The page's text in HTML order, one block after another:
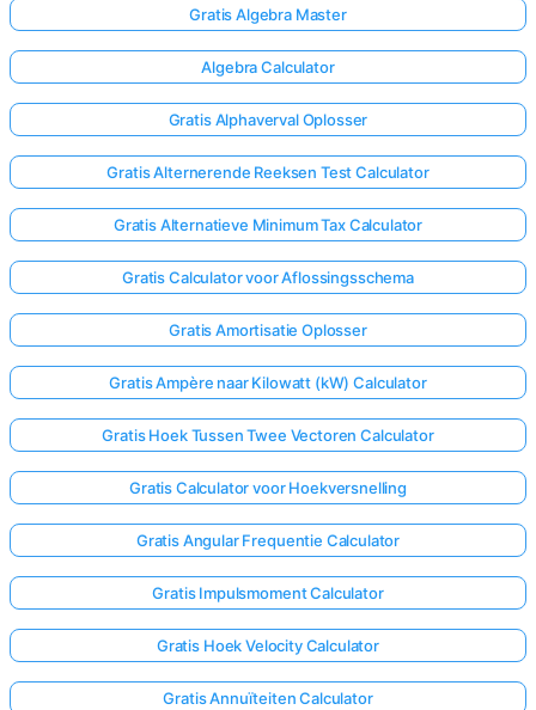
Gratis Algebra Master
Algebra Calculator
Gratis Alphaverval Oplosser
Gratis Alternerende Reeksen Test Calculator
Gratis Alternatieve Minimum Tax Calculator
Gratis Calculator voor Aflossingsschema
Gratis Amortisatie Oplosser
Gratis Ampère naar Kilowatt (kW) Calculator
Gratis Hoek Tussen Twee Vectoren Calculator
Gratis Calculator voor Hoekversnelling
Gratis Angular Frequentie Calculator
Gratis Impulsmoment Calculator
Gratis Hoek Velocity Calculator
Gratis Annuïteiten Calculator